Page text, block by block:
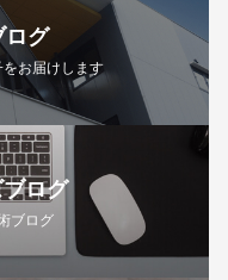
ログ
お届けします
ログ
ブログ